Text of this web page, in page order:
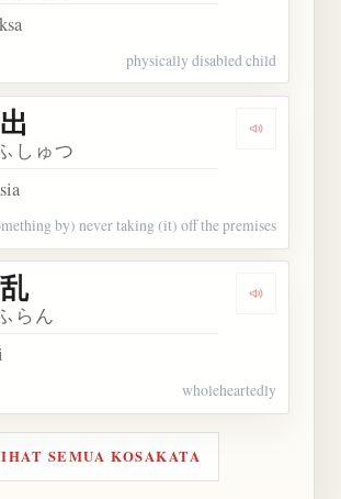
physically disabled child
Dengarkan
しゅつ
by) never taking (it) off the premises
Dengarkan
らん
wholeheartedly
SEMUA KOSAKATA